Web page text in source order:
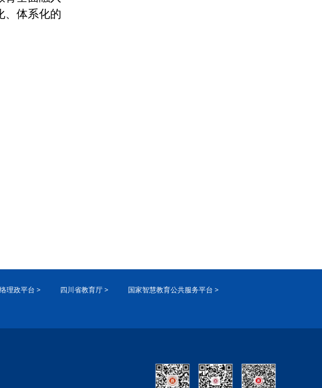
、体系化的
理政平台 > 四川省教育厅 >
国家智慧教育公共服务平台 >